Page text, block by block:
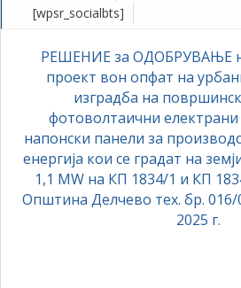
[wpsr_socialbts]
РЕШЕНИЕ за ОДОБРУВАЊЕ
проект вон опфат на
изградба на
фотоволтаични
напонски панели за
енергија кои се градат на
1,1 MW на КП 1834/1 и КП
Општина Делчево тех. бр.
2025 г.